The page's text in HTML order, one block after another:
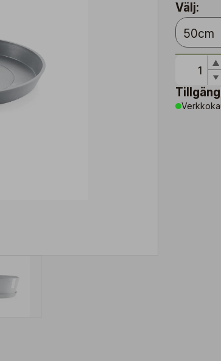
Välj: